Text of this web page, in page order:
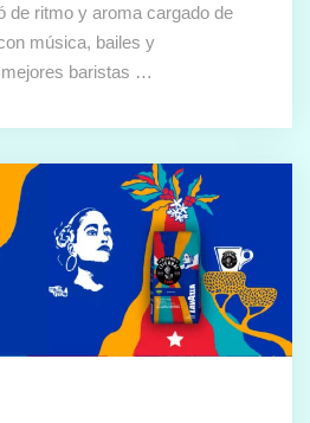
de ritmo y aroma cargado de
música, bailes y
baristas …